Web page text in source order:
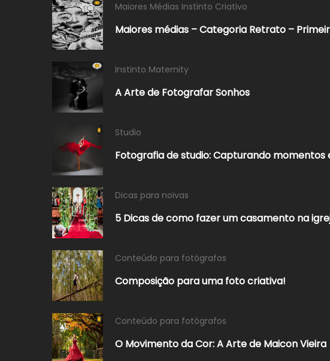
Maiores Médias Instinto Criativo
Maiores médias – Categoria Retrato –
Instinto Maternity
A Arte de Fotografar Sonhos
Studio
Fotografia de studio: Capturando
Dicas para noivas
5 Dicas de como fazer um casamento na
Conteúdo para fotógrafos
Composição para uma foto criativa!
Conteúdo para fotógrafos
O Movimento da Cor: A Arte de Maicon Vieira